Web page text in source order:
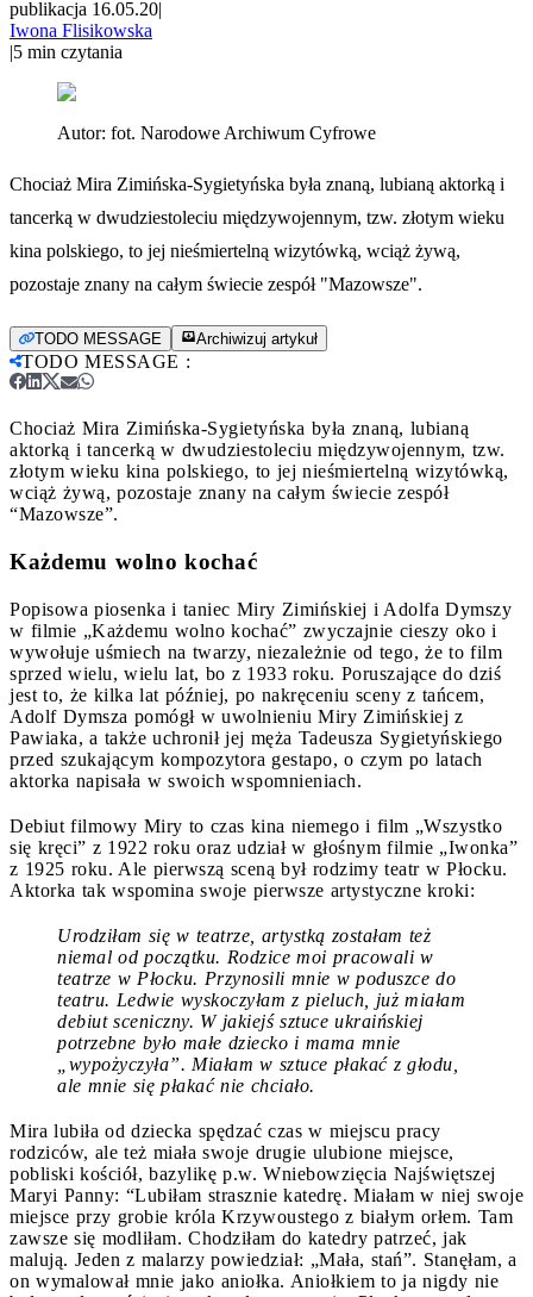
publikacja 16.05.20|
Iwona Flisikowska
|5 min czytania
Autor: fot. Narodowe Archiwum Cyfrowe
Chociaż Mira Zimińska-Sygietyńska była znaną, lubianą aktorką i
tancerką w dwudziestoleciu międzywojennym, tzw. złotym wieku
kina polskiego, to jej nieśmiertelną wizytówką, wciąż żywą,
pozostaje znany na całym świecie zespół "Mazowsze".
TODO MESSAGE Archiwizuj artykuł
TODO MESSAGE :
Chociaż Mira Zimińska-Sygietyńska była znaną, lubianą
aktorką i tancerką w dwudziestoleciu międzywojennym, tzw.
złotym wieku kina polskiego, to jej nieśmiertelną wizytówką,
wciąż żywą, pozostaje znany na całym świecie zespół
“Mazowsze”.
Każdemu wolno kochać
Popisowa piosenka i taniec Miry Zimińskiej i Adolfa Dymszy
w filmie „Każdemu wolno kochać” zwyczajnie cieszy oko i
wywołuje uśmiech na twarzy, niezależnie od tego, że to film
sprzed wielu, wielu lat, bo z 1933 roku. Poruszające do dziś
jest to, że kilka lat później, po nakręceniu sceny z tańcem,
Adolf Dymsza pomógł w uwolnieniu Miry Zimińskiej z
Pawiaka, a także uchronił jej męża Tadeusza Sygietyńskiego
przed szukającym kompozytora gestapo, o czym po latach
aktorka napisała w swoich wspomnieniach.
Debiut filmowy Miry to czas kina niemego i film „Wszystko
się kręci” z 1922 roku oraz udział w głośnym filmie „Iwonka”
z 1925 roku. Ale pierwszą sceną był rodzimy teatr w Płocku.
Aktorka tak wspomina swoje pierwsze artystyczne kroki:
Urodziłam się w teatrze, artystką zostałam też
niemal od początku. Rodzice moi pracowali w
teatrze w Płocku. Przynosili mnie w poduszce do
teatru. Ledwie wyskoczyłam z pieluch, już miałam
debiut sceniczny. W jakiejś sztuce ukraińskiej
potrzebne było małe dziecko i mama mnie
„wypożyczyła”. Miałam w sztuce płakać z głodu,
ale mnie się płakać nie chciało.
Mira lubiła od dziecka spędzać czas w miejscu pracy
rodziców, ale też miała swoje drugie ulubione miejsce,
pobliski kościół, bazylikę p.w. Wniebowzięcia Najświętszej
Maryi Panny: “Lubiłam strasznie katedrę. Miałam w niej swoje
miejsce przy grobie króla Krzywoustego z białym orłem. Tam
zawsze się modliłam. Chodziłam do katedry patrzeć, jak
malują. Jeden z malarzy powiedział: „Mała, stań”. Stanęłam, a
on wymalował mnie jako aniołka. Aniołkiem to ja nigdy nie